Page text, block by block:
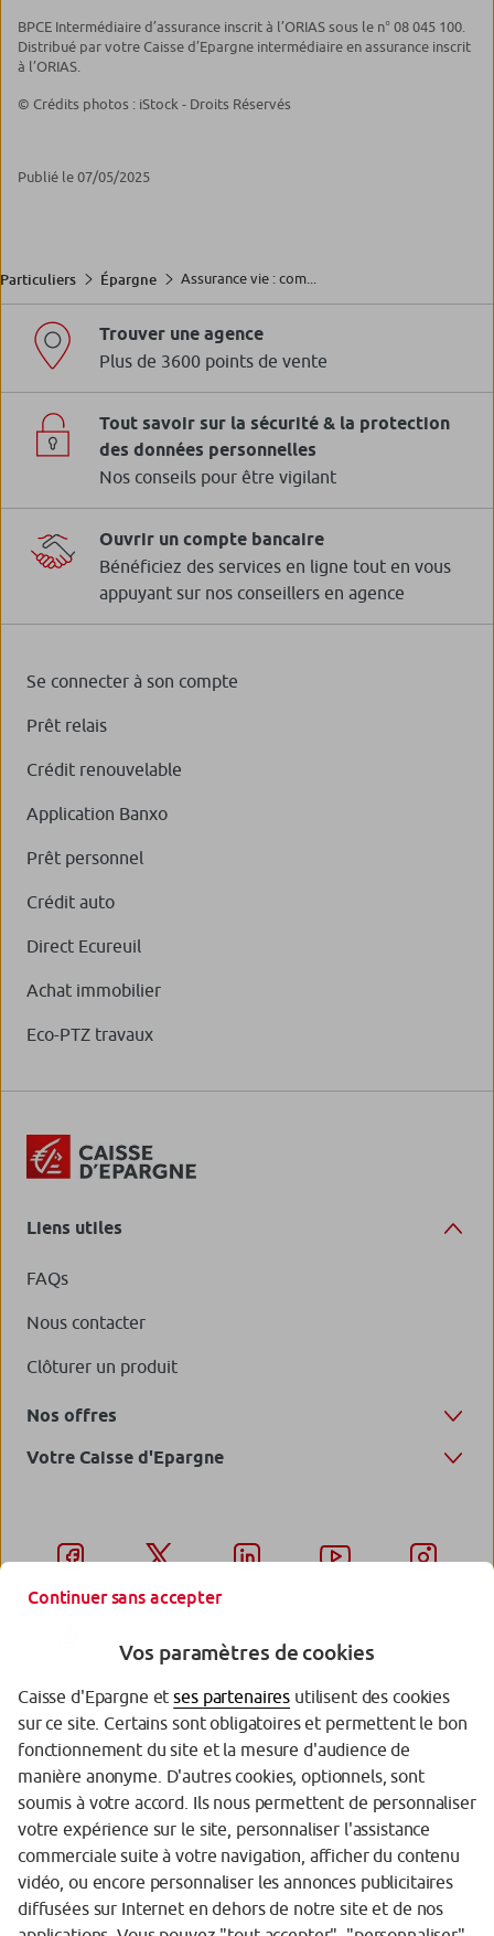
BPCE Intermédiaire d’assurance inscrit à l’ORIAS sous le n° 08 045 100.
Distribué par votre Caisse d’Epargne intermédiaire en assurance inscrit
à l’ORIAS.
© Crédits photos : iStock - Droits Réservés
Publié le 07/05/2025
Particuliers Épargne Assurance vie : com...
Trouver une agence
Plus de 3600 points de vente
Tout savoir sur la sécurité & la protection
des données personnelles
Nos conseils pour être vigilant
Ouvrir un compte bancaire
Bénéficiez des services en ligne tout en vous
appuyant sur nos conseillers en agence
Se connecter à son compte
Prêt relais
Crédit renouvelable
Application Banxo
Prêt personnel
Crédit auto
Direct Ecureuil
Achat immobilier
Eco-PTZ travaux
Liens utiles
FAQs
Nous contacter
Clôturer un produit
Nos offres
Votre Caisse d'Epargne
Garantie des Dépôts
Protection des données personnelles
Politique cookies
Sécurité
Tarifs
Continuer sans accepter
Vos paramètres de cookies
Caisse d'Epargne etses partenaires utilisent des cookies
sur ce site. Certains sont obligatoires et permettent le bon
fonctionnement du site et la mesure d'audience de
manière anonyme. D'autres cookies, optionnels, sont
soumis à votre accord. Ils nous permettent de personnaliser
votre expérience sur le site, personnaliser l'assistance
commerciale suite à votre navigation, afficher du contenu
vidéo, ou encore personnaliser les annonces publicitaires
diffusées sur Internet en dehors de notre site et de nos